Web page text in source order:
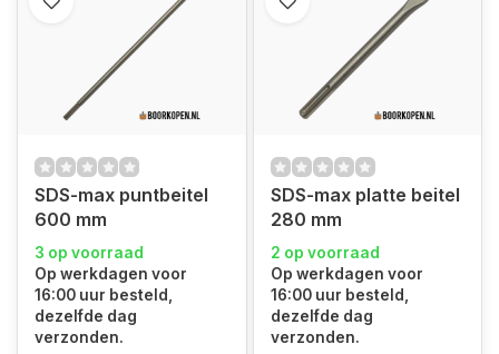
SDS-max puntbeitel
600 mm
3 op voorraad
Op werkdagen voor
16:00 uur besteld,
dezelfde dag
verzonden.
SDS-max platte beitel
280 mm
2 op voorraad
Op werkdagen voor
16:00 uur besteld,
dezelfde dag
verzonden.